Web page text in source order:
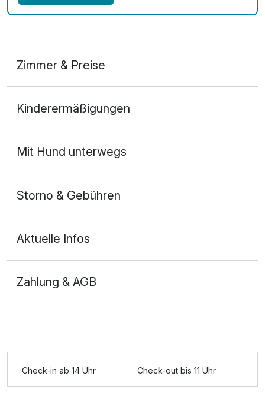
Zimmer & Preise
2 Erwachsene und 1 Kind
Kinderermäßigungen
Mit Hund unterwegs
Storno & Gebühren
Aktuelle Infos
Zahlung & AGB
Check-in ab 14 Uhr Check-out bis 11 Uhr